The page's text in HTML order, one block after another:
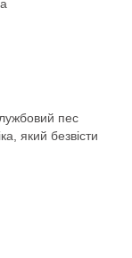
пес
який безвісти